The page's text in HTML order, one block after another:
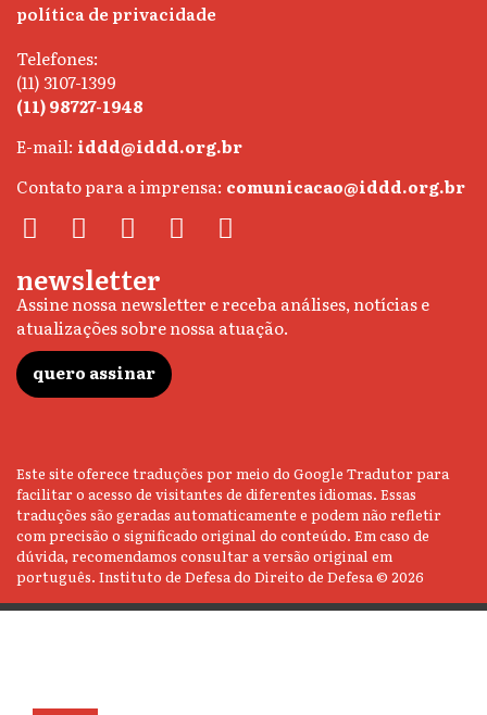
política de privacidade
Telefones:
(11) 3107-1399
(11) 98727-1948
E-mail: iddd@iddd.org.br
Contato para a imprensa: comunicacao@iddd.org.br
newsletter
Assine nossa newsletter e receba análises, notícias e
atualizações sobre nossa atuação.
quero assinar
Este site oferece traduções por meio do Google Tradutor para
facilitar o acesso de visitantes de diferentes idiomas. Essas
traduções são geradas automaticamente e podem não refletir
com precisão o significado original do conteúdo. Em caso de
dúvida, recomendamos consultar a versão original em
português. Instituto de Defesa do Direito de Defesa © 2026